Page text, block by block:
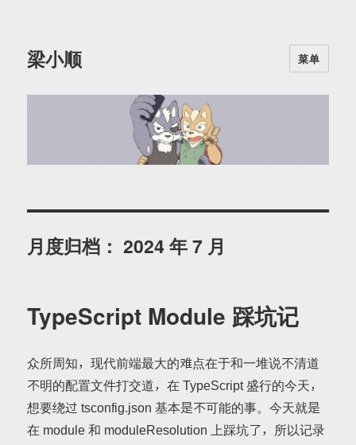
梁小顺 菜单
月度归档：2024 年 7 月
TypeScript Module 踩坑记
众所周知，现代前端最大的难点在于和一堆说不清道
不明的配置文件打交道，在 TypeScript 盛行的今天，
想要绕过 tsconfig.json 基本是不可能的事。今天就是
在 module 和 moduleResolution 上踩坑了，所以记录